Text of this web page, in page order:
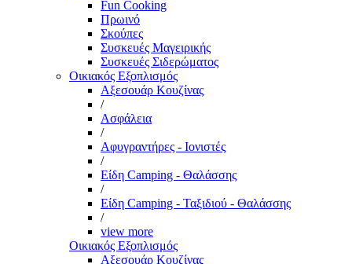
Fun Cooking
Πρωινό
Σκούπες
Συσκευές Μαγειρικής
Συσκευές Σιδερώματος
Οικιακός Εξοπλισμός
Αξεσουάρ Κουζίνας
/
Ασφάλεια
/
Αφυγραντήρες - Ιονιστές
/
Είδη Camping - Θαλάσσης
/
Είδη Camping - Ταξιδιού - Θαλάσσης
/
view more
Οικιακός Εξοπλισμός
Αξεσουάρ Κουζίνας